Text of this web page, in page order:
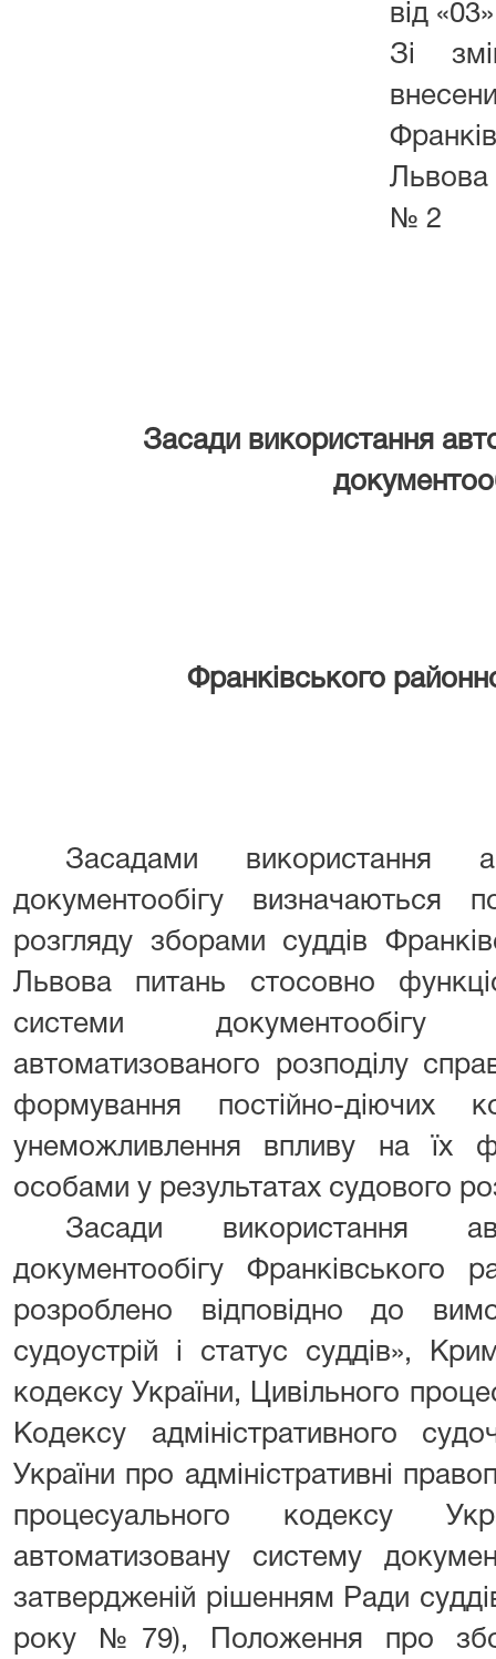
від
Зі
Львова
№ 2
Засади використання
Франківського
Засадами використання
документообігу визначаються
розгляду зборами суддів
Львова питань стосовно
системи
автоматизованого розподілу
формування постійно-діючих
унеможливлення впливу на їх
особами у результатах судового
Засади використання
документообігу Франківського
розроблено відповідно до
судоустрій і статус суддів»,
кодексу України, Цивільного
Кодексу адміністративного
України про адміністративні
процесуального кодексу
автоматизовану систему
затвердженій рішенням Ради
року №79), Положення про